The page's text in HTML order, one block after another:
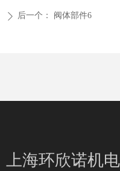
ꄲ 后一个： 阀体部件6
上海环欣诺机